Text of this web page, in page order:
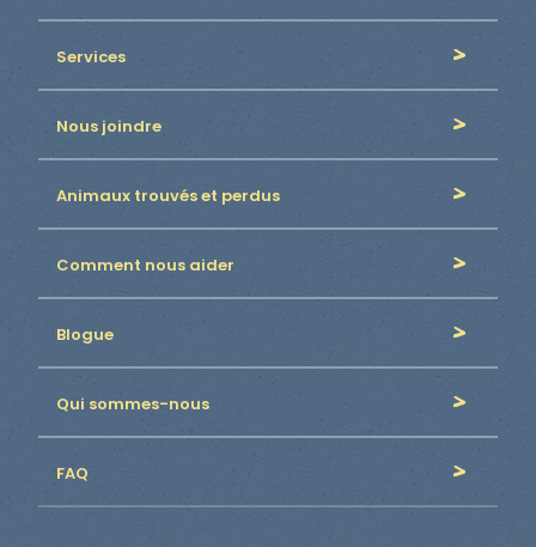
Services
Nous joindre
Animaux trouvés et perdus
Comment nous aider
Blogue
Qui sommes-nous
FAQ